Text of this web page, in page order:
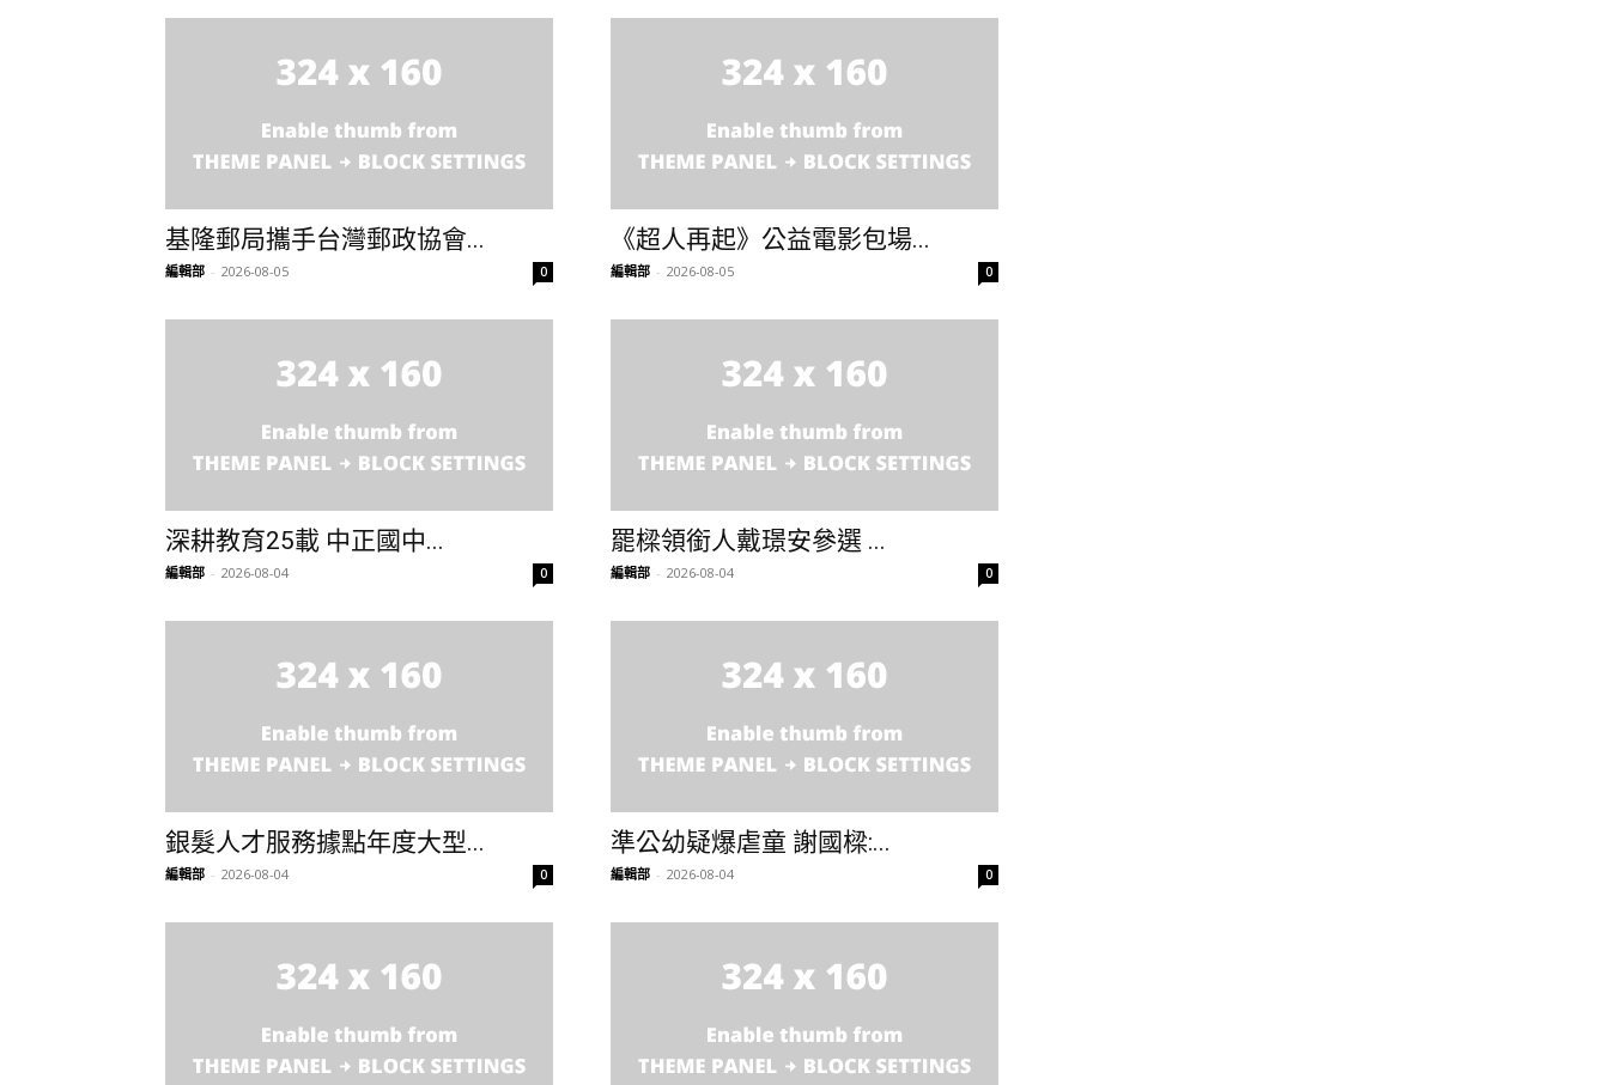
基隆郵局攜手台灣郵政協會...
編輯部 - 2026-08-05 0
《超人再起》公益電影包場...
編輯部 - 2026-08-05 0
深耕教育25載 中正國中...
編輯部 - 2026-08-04 0
罷樑領銜人戴璟安參選 ...
編輯部 - 2026-08-04 0
銀髮人才服務據點年度大型...
編輯部 - 2026-08-04 0
準公幼疑爆虐童 謝國樑:...
編輯部 - 2026-08-04 0